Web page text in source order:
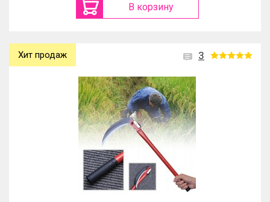
В корзину
3
Хит продаж